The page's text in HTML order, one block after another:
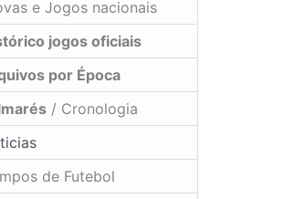
e Jogos nacionais
jogos oficiais
por Época
/ Cronologia
de Futebol